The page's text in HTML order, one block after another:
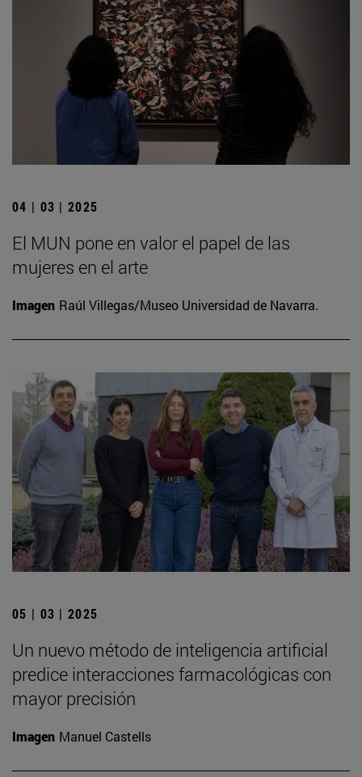
04 | 03 | 2025
El MUN pone en valor el papel de las
mujeres en el arte
Imagen Raúl Villegas/Museo Universidad de Navarra.
05 | 03 | 2025
Un nuevo método de inteligencia artificial
predice interacciones farmacológicas con
mayor precisión
Imagen Manuel Castells